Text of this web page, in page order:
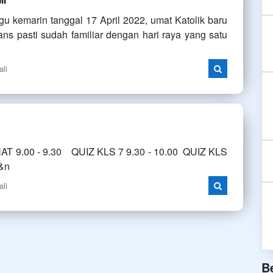
kemarin tanggal 17 April 2022, umat Katolik baru
pasti sudah familiar dengan hari raya yang satu
9.00 - 9.30 QUIZ KLS 7 9.30 - 10.00 QUIZ KLS